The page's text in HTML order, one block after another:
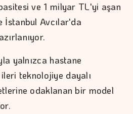
ve 1 milyar TL'yi aşan
İstanbul Avcılar'da
yalnızca hastane
teknolojiye dayalı
odaklanan bir model